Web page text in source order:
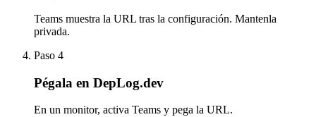
Teams muestra la URL tras la configuración. Mantenla
privada.
Paso 4
Pégala en DepLog.dev
En un monitor, activa Teams y pega la URL.